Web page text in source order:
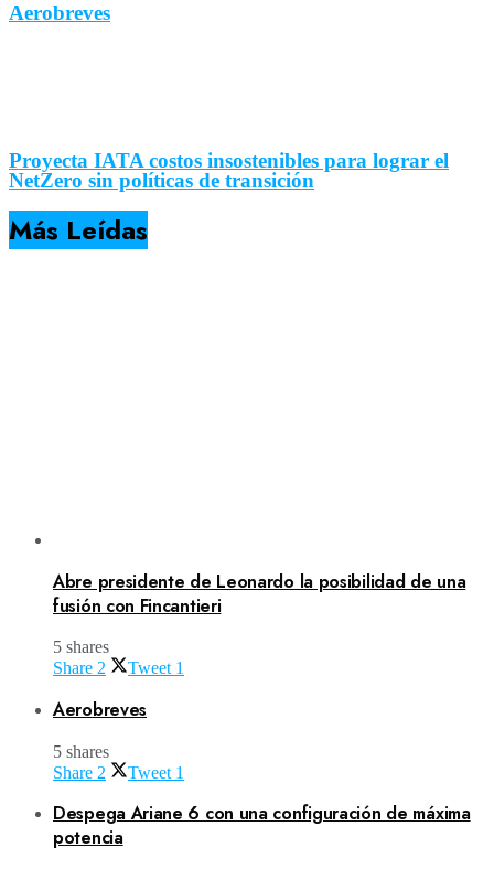
Aerobreves
Proyecta IATA costos insostenibles para lograr el
NetZero sin políticas de transición
Más Leídas
Abre presidente de Leonardo la posibilidad de una
fusión con Fincantieri
5 shares
Share 2 Tweet 1
Aerobreves
5 shares
Share 2 Tweet 1
Despega Ariane 6 con una configuración de máxima
potencia